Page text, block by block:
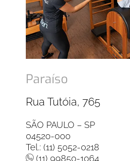
Paraíso
Rua Tutóia, 765
SÃO PAULO – SP
04520-000
Tel.: (11) 5052-0218
(11) 99850-1064